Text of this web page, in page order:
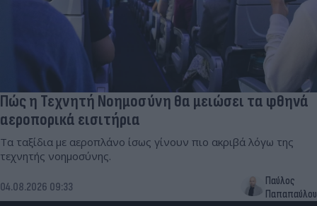
Πώς η Τεχνητή Νοημοσύνη θα μειώσει τα φθηνά
αεροπορικά εισιτήρια
Τα ταξίδια με αεροπλάνο ίσως γίνουν πιο ακριβά λόγω της
τεχνητής νοημοσύνης.
04.08.2026 09:33
Παύλος
Παπαπαύλου